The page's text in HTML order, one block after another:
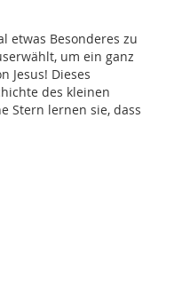
etwas Besonderes zu
um ein ganz
Jesus! Dieses
des kleinen
Stern lernen sie, dass